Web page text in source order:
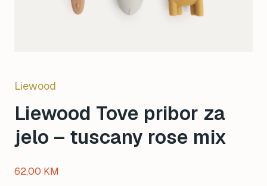
Liewood
Liewood Tove pribor za
jelo – tuscany rose mix
62,00 KM